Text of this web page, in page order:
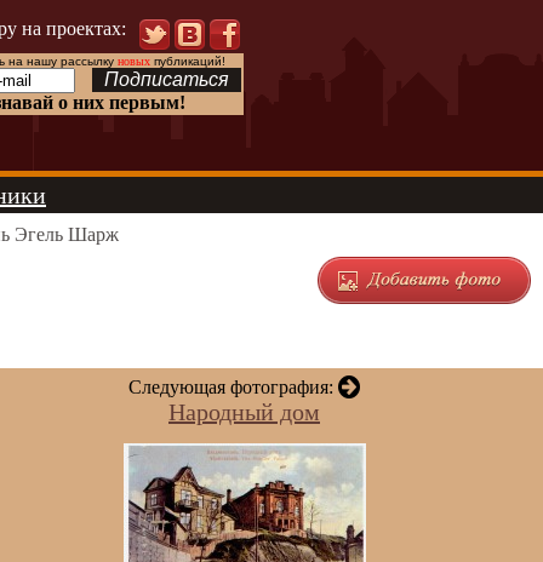
на проектах:
на нашу рассылку новыхпубликаций!
о них первым!
Эгель Шарж
Следующая фотография:
Народный дом